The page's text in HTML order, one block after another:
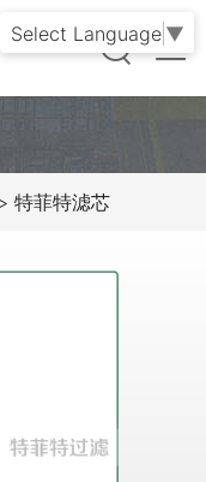
特菲特滤芯
Select Language ▼